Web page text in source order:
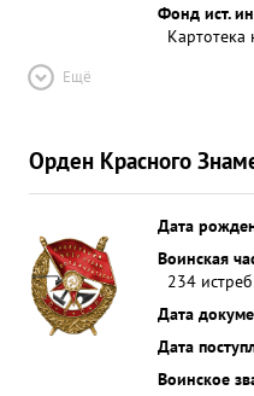
Фонд ист.
Картотека
Ещё
Орден Красного
Дата
Воинская
234
Дата
Дата
Воинское